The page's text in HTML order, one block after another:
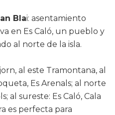
Blai: asentamiento
en Es Caló, un pueblo y
al norte de la isla.
al este Tramontana, al
Es Arenals; al norte
al sureste: Es Caló, Cala
es perfecta para